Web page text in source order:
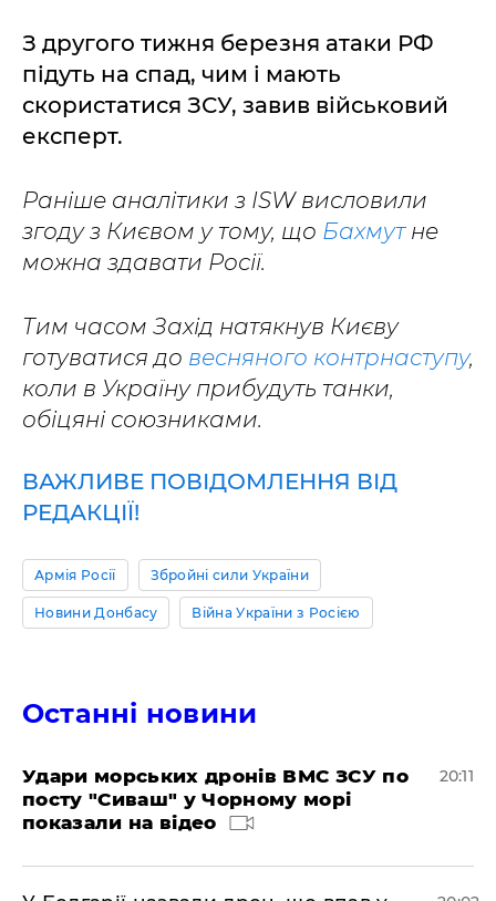
З другого тижня березня атаки РФ
підуть на спад, чим і мають
скористатися ЗСУ, завив військовий
експерт.
Раніше аналітики з ISW висловили
згоду з Києвом у тому, що Бахмутне
можна здавати Росії.
Тим часом Захід натякнув Києву
готуватися до весняного контрнаступу,
коли в Україну прибудуть танки,
обіцяні союзниками.
ВАЖЛИВЕ ПОВІДОМЛЕННЯ ВІД
РЕДАКЦІЇ!
Армія Росії Збройні сили України
Новини Донбасу Війна України з Росією
Останні новини
Удари морських дронів ВМС ЗСУ по
посту "Сиваш" у Чорному морі
показали на відео
20:11